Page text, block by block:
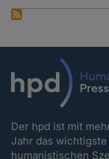
Der hpd ist mit
Jahr das
humanistischen